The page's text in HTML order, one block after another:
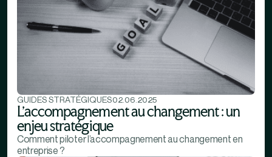
GUIDES STRATÉGIQUES02.06.2025
L’accompagnement au changement : un
enjeu stratégique
Comment piloter l’accompagnement au changement en
entreprise ?